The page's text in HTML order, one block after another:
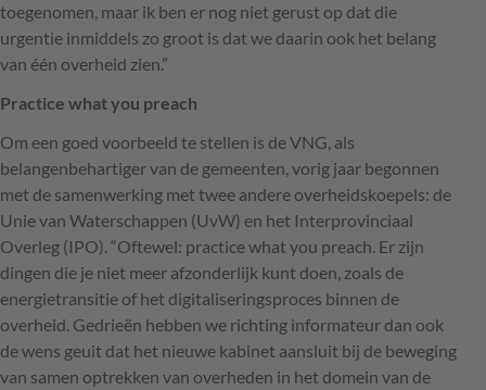
toegenomen, maar ik ben er nog niet gerust op dat die
urgentie inmiddels zo groot is dat we daarin ook het belang
van één overheid zien.”
Practice what you preach
Om een goed voorbeeld te stellen is deVNG, als
belangenbehartiger van de gemeenten, vorig jaar begonnen
met de samenwerking met twee andere overheidskoepels: de
Unie van Waterschappen (UvW) en het Interprovinciaal
Overleg (IPO). “Oftewel: practice what you preach. Er zijn
dingen die je niet meer afzonderlijk kunt doen, zoals de
energietransitie of het digitaliseringsproces binnen de
overheid. Gedrieën hebben we richting informateur dan ook
de wens geuit dat het nieuwe kabinet aansluit bij de beweging
van samen optrekken van overheden in het domein van de